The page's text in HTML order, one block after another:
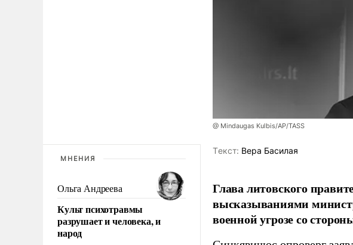
МНЕНИЯ
Ольга Андреева
Культ психотравмы
разрушает и человека, и
народ
@ Mindaugas Kulbis/AP/TASS
Tекст: Вера Басилая
Глава литовского
высказываниями
военной угрозе со